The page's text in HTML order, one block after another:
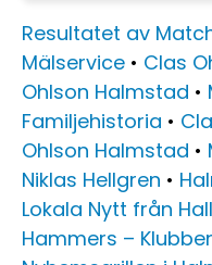
Resultatet av
Mälservice • Clas
Ohlson Halmstad •
Familjehistoria •
Ohlson Halmstad •
Niklas Hellgren •
Lokala Nytt från
Hammers –